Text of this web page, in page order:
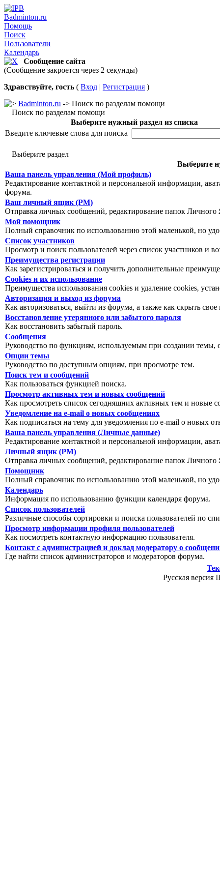
Badminton.ru
Помощь
Поиск
Пользователи
Календарь
Сообщение сайта
(Сообщение закроется через 2 секунды)
Здравствуйте, гость ( Вход | Регистрация )
Badminton.ru -> Поиск по разделам помощи
Поиск по разделам помощи
Выберите нужный раздел из списка
Введите ключевые слова для поиска
Выберите раздел
Выберите
Ваша панель управления (Мой профиль)
Редактирование контактной и персональной информации,
форума.
Ваш личный ящик (PM)
Отправка личных сообщений, редактирование папок
Мой помощник
Полный справочник по использованию этой маленькой, но
Список участников
Просмотр и поиск пользователей через список участников и
Преимущества регистрации
Как зарегистрироваться и получить дополнительные
Cookies и их использование
Преимущества использования cookies и удаление cookies,
Авторизация и выход из форума
Как авторизоваться, выйти из форума, а также как скрыть
Восстановление утерянного или забытого пароля
Как восстановить забытый пароль.
Сообщения
Руководство по функциям, используемым при создании темы,
Опции темы
Руководство по доступным опциям, при просмотре тем.
Поиск тем и сообщений
Как пользоваться функцией поиска.
Просмотр активных тем и новых сообщений
Как просмотреть список сегодняшних активных тем и новые
Уведомление на e-mail о новых сообщениях
Как подписаться на тему для уведомления по e-mail о новых
Ваша панель управления (Личные данные)
Редактирование контактной и персональной информации,
Личный ящик (PM)
Отправка личных сообщений, редактирование папок
Помощник
Полный справочник по использованию этой маленькой, но
Календарь
Информация по использованию функции календаря форума.
Список пользователей
Различные способы сортировки и поиска пользователей по
Просмотр информации профиля пользователей
Как посмотреть контактную информацию пользователя.
Контакт с администрацией и доклад модератору о
Где найти список администраторов и модераторов форума.
Русская версия